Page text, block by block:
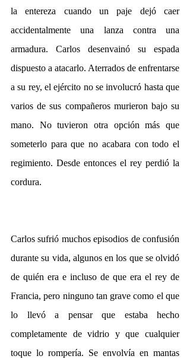
la entereza cuando un paje dejó caer
accidentalmente una lanza contra una
armadura. Carlos desenvainó su espada
dispuesto a atacarlo. Aterrados de enfrentarse
a su rey, el ejército no se involucró hasta que
varios de sus compañeros murieron bajo su
mano. No tuvieron otra opción más que
someterlo para que no acabara con todo el
regimiento. Desde entonces el rey perdió la
cordura.
Carlos sufrió muchos episodios de confusión
durante su vida, algunos en los que se olvidó
de quién era e incluso de que era el rey de
Francia, pero ninguno tan grave como el que
lo llevó a pensar que estaba hecho
completamente de vidrio y que cualquier
toque lo rompería. Se envolvía en mantas